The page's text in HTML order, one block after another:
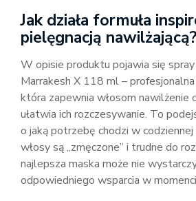
Jak działa formuła
pielęgnacją nawilżającą?
W opisie produktu pojawia się
Marrakesh X 118 ml –
która zapewnia włosom nawilżenie
ułatwia ich rozczesywanie. To
o jaką potrzebę chodzi w
włosy są „zmęczone” i trudne do
najlepsza maska może nie
odpowiedniego wsparcia w